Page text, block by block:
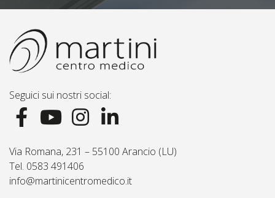
Seguici sui nostri social:
Via Romana, 231 – 55100 Arancio (LU)
Tel. 0583 491406
info@martinicentromedico.it